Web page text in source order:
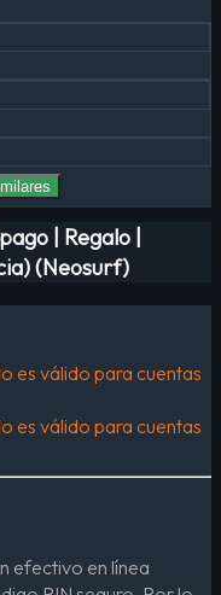
| Regalo |
(Neosurf)
es válido para cuentas
es válido para cuentas
efectivo en línea